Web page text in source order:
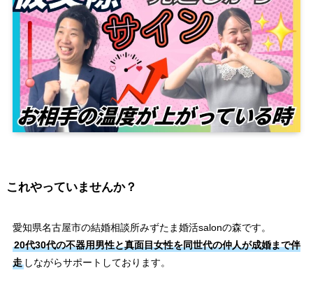
これやっていませんか？
愛知県名古屋市の結婚相談所みずたま婚活salonの森です。
20代30代の不器用男性と真面目女性を同世代の仲人が成婚まで伴
走しながらサポートしております。